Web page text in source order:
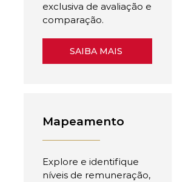
exclusiva de avaliação e
comparação.
SAIBA MAIS
Mapeamento
Explore e identifique
níveis de remuneração,